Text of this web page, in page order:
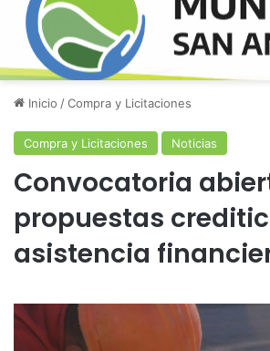
Inicio /Compra y Licitaciones
Compra y Licitaciones Noticias
Convocatoria
propuestas
asistencia